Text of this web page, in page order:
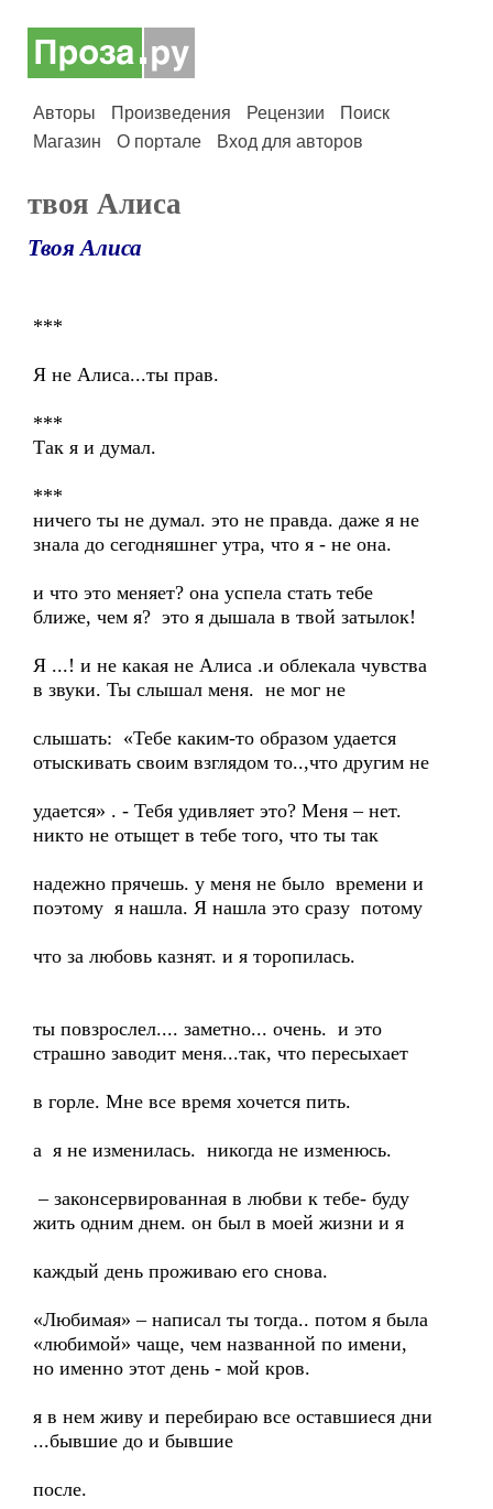
Авторы Произведения Рецензии
Поиск
Магазин
О портале Вход для авторов
твоя Алиса
Твоя Алиса
***
Я не Алиса...ты прав.
***
Так я и думал.
***
ничего ты не думал. это не правда. даже я не
знала до сегодняшнег утра, что я - не она.
и что это меняет? она успела стать тебе
ближе, чем я? это я дышала в твой затылок!
Я ...! и не какая не Алиса .и облекала чувства
в звуки. Ты слышал меня. не мог не
слышать: «Тебе каким-то образом удается
отыскивать своим взглядом то..,что другим не
удается» . - Тебя удивляет это? Меня – нет.
никто не отыщет в тебе того, что ты так
надежно прячешь. у меня не было времени и
поэтому я нашла. Я нашла это сразу потому
что за любовь казнят. и я торопилась.
ты повзрослел.... заметно... очень. и это
страшно заводит меня...так, что пересыхает
в горле. Мне все время хочется пить.
а я не изменилась. никогда не изменюсь.
– законсервированная в любви к тебе- буду
жить одним днем. он был в моей жизни и я
каждый день проживаю его снова.
«Любимая» – написал ты тогда.. потом я была
«любимой» чаще, чем названной по имени,
но именно этот день - мой кров.
я в нем живу и перебираю все оставшиеся дни
...бывшие до и бывшие
после.